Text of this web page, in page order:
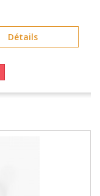
Détails